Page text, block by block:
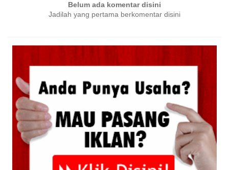
Belum ada komentar disini
Jadilah yang pertama berkomentar disini